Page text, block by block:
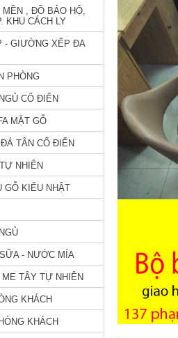
MỀN , ĐỒ BẢO HỘ,
KHU CÁCH LY
- GIƯỜNG XẾP ĐA
PHÒNG
CỔ ĐIỂN
MẶT GỖ
TÂN CỔ ĐIỂN
NHIÊN
GỖ KIỂU NHẬT
- NƯỚC MÍA
ME TÂY TỰ NHIÊN
KHÁCH
KHÁCH
TỰ NHIÊN TH
51
Liên hệ
Chi Tiết